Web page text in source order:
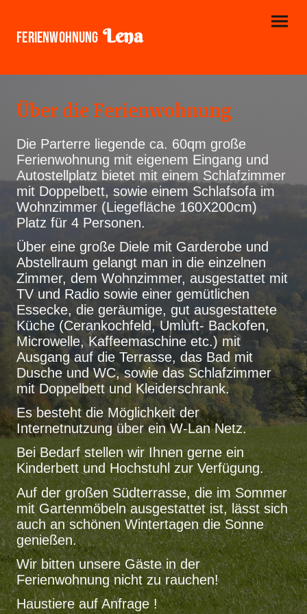
Ferienwohnung Lena
Über die Ferienwohnung
Die Parterre liegende ca. 60qm große
Ferienwohnung mit eigenem Eingang und
Autostellplatz bietet mit einem Schlafzimmer
mit Doppelbett, sowie einem Schlafsofa im
Wohnzimmer (Liegefläche 160X200cm)
Platz für 4 Personen.
Über eine große Diele mit Garderobe und
Abstellraum gelangt man in die einzelnen
Zimmer, dem Wohnzimmer, ausgestattet mit
TV und Radio sowie einer gemütlichen
Essecke, die geräumige, gut ausgestattete
Küche (Cerankochfeld, Umluft- Backofen,
Microwelle, Kaffeemaschine etc.) mit
Ausgang auf die Terrasse, das Bad mit
Dusche und WC, sowie das Schlafzimmer
mit Doppelbett und Kleiderschrank.
Es besteht die Möglichkeit der
Internetnutzung über ein W-Lan Netz.
Bei Bedarf stellen wir Ihnen gerne ein
Kinderbett und Hochstuhl zur Verfügung.
Auf der großen Südterrasse, die im Sommer
mit Gartenmöbeln ausgestattet ist, lässt sich
auch an schönen Wintertagen die Sonne
genießen.
Wir bitten unsere Gäste in der
Ferienwohnung nicht zu rauchen!
Haustiere auf Anfrage !